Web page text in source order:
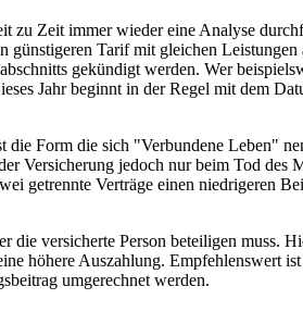
zu Zeit immer wieder eine Analyse
günstigeren Tarif mit gleichen Leistungen
gekündigt werden. Wer
Jahr beginnt in der Regel mit dem
Form die sich "Verbundene Leben"
Versicherung jedoch nur beim Tod des
getrennte Verträge einen niedrigeren
die versicherte Person beteiligen muss.
höhere Auszahlung. Empfehlenswert
umgerechnet werden.